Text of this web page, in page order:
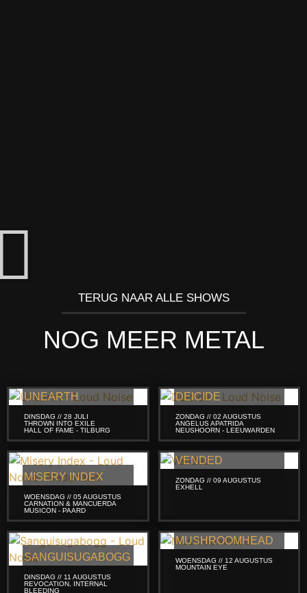
TERUG NAAR ALLE SHOWS
NOG MEER METAL
UNEARTH
DINSDAG // 28 JULI
THROWN INTO EXILE
HALL OF FAME - TILBURG
DEICIDE
ZONDAG // 02 AUGUSTUS
ANGELUS APATRIDA
NEUSHOORN - LEEUWARDEN
MISERY INDEX
WOENSDAG // 05 AUGUSTUS
CARNATION & MANCUERDA
MUSICON - PAARD
VENDED
ZONDAG // 09 AUGUSTUS
EXHELL
SANGUISUGABOGG
DINSDAG // 11 AUGUSTUS
REVOCATION, INTERNAL
BLEEDING
MUSHROOMHEAD
WOENSDAG // 12 AUGUSTUS
MOUNTAIN EYE